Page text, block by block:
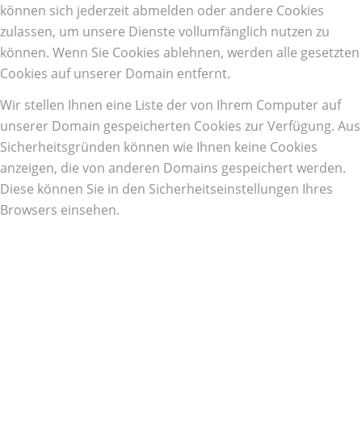
können sich jederzeit abmelden oder andere Cookies
zulassen, um unsere Dienste vollumfänglich nutzen zu
können. Wenn Sie Cookies ablehnen, werden alle gesetzten
Cookies auf unserer Domain entfernt.
Wir stellen Ihnen eine Liste der von Ihrem Computer auf
unserer Domain gespeicherten Cookies zur Verfügung. Aus
Sicherheitsgründen können wie Ihnen keine Cookies
anzeigen, die von anderen Domains gespeichert werden.
Diese können Sie in den Sicherheitseinstellungen Ihres
Browsers einsehen.